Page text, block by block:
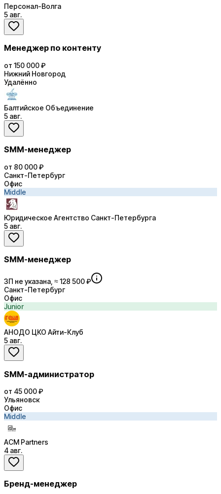
Персонал-Волга
5 авг.
Менеджер по контенту
от 150 000 ₽
Нижний Новгород
Удалённо
Балтийское Объединение
5 авг.
SMM-менеджер
от 80 000 ₽
Санкт-Петербург
Офис
Middle
Юридическое Агентство Санкт-Петербурга
5 авг.
SMM-менеджер
ЗП не указана, ≈ 128 500 ₽
Санкт-Петербург
Офис
Junior
АНОДО ЦКО Айти-Клуб
5 авг.
SMM-администратор
от 45 000 ₽
Ульяновск
Офис
Middle
ACM Partners
4 авг.
Бренд-менеджер